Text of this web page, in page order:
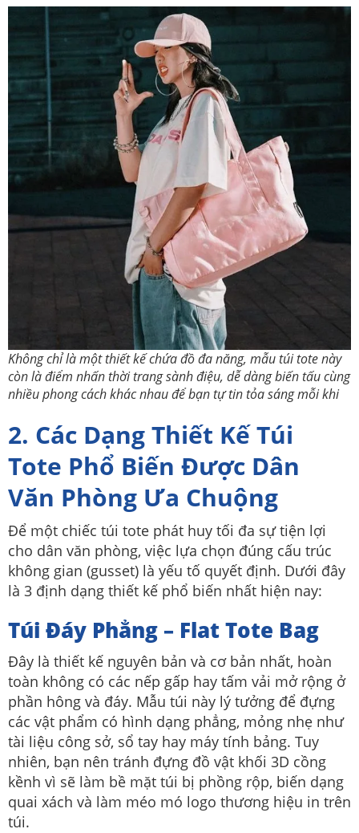
Không chỉ là một thiết kế chứa đồ đa năng, mẫu túi tote này
còn là điểm nhấn thời trang sành điệu, dễ dàng biến tấu cùng
nhiều phong cách khác nhau để bạn tự tin tỏa sáng mỗi khi
2. Các Dạng Thiết Kế Túi
Tote Phổ Biến Được Dân
Văn Phòng Ưa Chuộng
Để một chiếc túi tote phát huy tối đa sự tiện lợi
cho dân văn phòng, việc lựa chọn đúng cấu trúc
không gian (gusset) là yếu tố quyết định. Dưới đây
là 3 định dạng thiết kế phổ biến nhất hiện nay:
Túi Đáy Phẳng – Flat Tote Bag
Đây là thiết kế nguyên bản và cơ bản nhất, hoàn
toàn không có các nếp gấp hay tấm vải mở rộng ở
phần hông và đáy. Mẫu túi này lý tưởng để đựng
các vật phẩm có hình dạng phẳng, mỏng nhẹ như
tài liệu công sở, sổ tay hay máy tính bảng. Tuy
nhiên, bạn nên tránh đựng đồ vật khối 3D cồng
kềnh vì sẽ làm bề mặt túi bị phồng rộp, biến dạng
quai xách và làm méo mó logo thương hiệu in trên
túi.